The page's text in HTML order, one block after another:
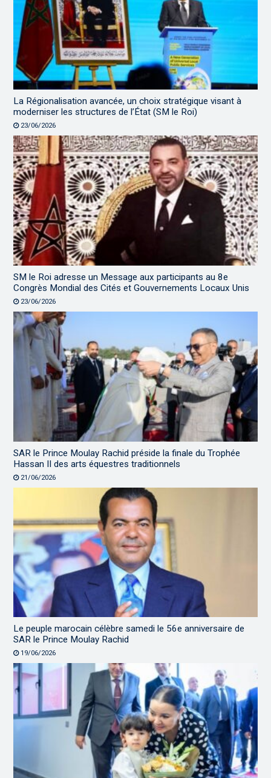
La Régionalisation avancée, un choix stratégique visant à
moderniser les structures de l’État (SM le Roi)
23/06/2026
SM le Roi adresse un Message aux participants au 8e
Congrès Mondial des Cités et Gouvernements Locaux Unis
23/06/2026
SAR le Prince Moulay Rachid préside la finale du Trophée
Hassan II des arts équestres traditionnels
21/06/2026
Le peuple marocain célèbre samedi le 56e anniversaire de
SAR le Prince Moulay Rachid
19/06/2026